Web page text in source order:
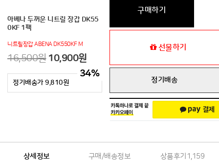
아베나 두꺼운 니트릴 장갑 DK55
0KF 1팩
니트릴장갑 ABENA DK550KF M
16,500원 10,900원
34%
정기배송가 9,810원
구매하기
선물하기
정기배송
상세정보 구매/배송정보 상품후기 1,159